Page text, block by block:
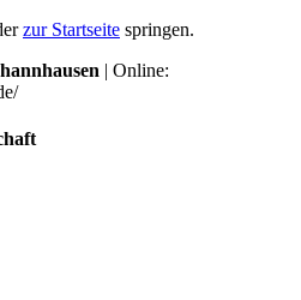
zur Startseite springen.
| Online: